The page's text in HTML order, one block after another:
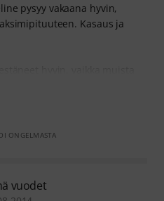
pysyy vakaana hyvin,
Kasaus ja
ONGELMASTA
vuodet